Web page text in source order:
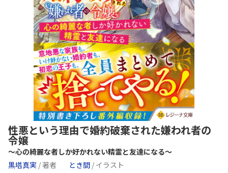
性悪という理由で婚約破棄された嫌われ者の
令嬢
～心の綺麗な者しか好かれない精霊と友達になる～
黒塔真実 / 著者 とき間 / イラスト